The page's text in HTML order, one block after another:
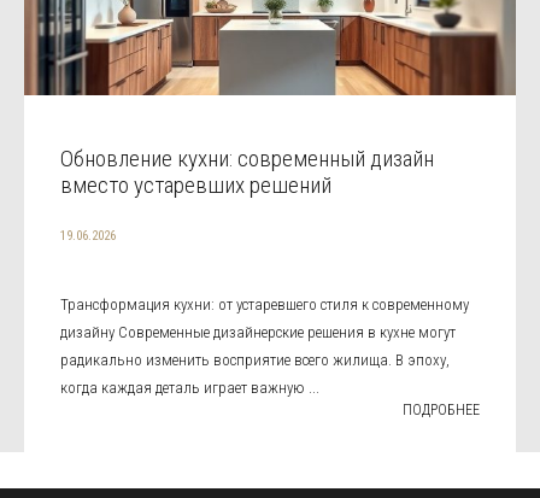
Обновление кухни: современный дизайн
вместо устаревших решений
19.06.2026
Трансформация кухни: от устаревшего стиля к современному
дизайну Современные дизайнерские решения в кухне могут
радикально изменить восприятие всего жилища. В эпоху,
когда каждая деталь играет важную ...
ПОДРОБНЕЕ